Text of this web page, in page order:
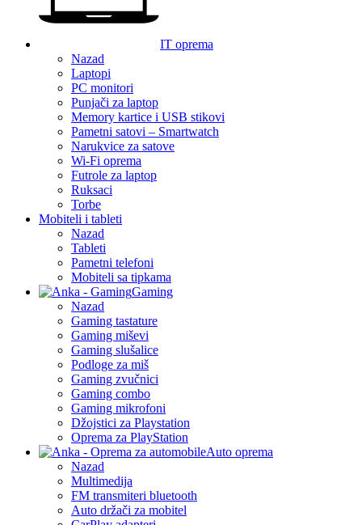
IT oprema
Nazad
Laptopi
PC monitori
Punjači za laptop
Memory kartice i USB stikovi
Pametni satovi – Smartwatch
Narukvice za satove
Wi-Fi oprema
Futrole za laptop
Ruksaci
Torbe
Mobiteli i tableti
Nazad
Tableti
Pametni telefoni
Mobiteli sa tipkama
Gaming
Nazad
Gaming tastature
Gaming miševi
Gaming slušalice
Podloge za miš
Gaming zvučnici
Gaming combo
Gaming mikrofoni
Džojstici za Playstation
Oprema za PlayStation
Auto oprema
Nazad
Multimedija
FM transmiteri bluetooth
Auto držači za mobitel